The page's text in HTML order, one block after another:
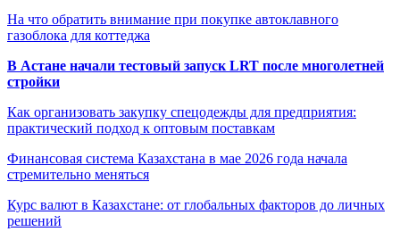
На что обратить внимание при покупке автоклавного
газоблока для коттеджа
В Астане начали тестовый запуск LRT после многолетней
стройки
Как организовать закупку спецодежды для предприятия:
практический подход к оптовым поставкам
Финансовая система Казахстана в мае 2026 года начала
стремительно меняться
Курс валют в Казахстане: от глобальных факторов до личных
решений